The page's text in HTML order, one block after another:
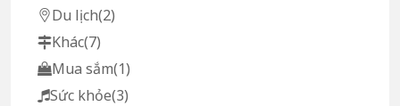
Du lịch(2)
Khác(7)
Mua sắm(1)
Sức khỏe(3)